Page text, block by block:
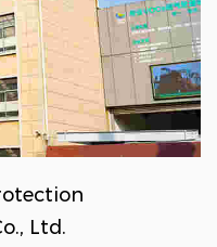
Ltd.